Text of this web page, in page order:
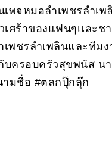
พจหมอลำเพชรลำเพ
ศร้าของแฟนๆเเละช
เพชรลำเพลินและทีม
บครอบครัวสุขพนัส น
มชื่อ #ตลกปุ๊กลุ๊ก